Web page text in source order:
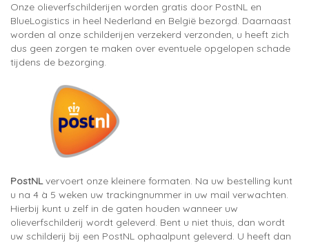
Onze olieverfschilderijen worden gratis door PostNL en
BlueLogistics in heel Nederland en België bezorgd. Daarnaast
worden al onze schilderijen verzekerd verzonden, u heeft zich
dus geen zorgen te maken over eventuele opgelopen schade
tijdens de bezorging.
PostNLvervoert onze kleinere formaten. Na uw bestelling kunt
u na 4 à 5 weken uw trackingnummer in uw mail verwachten.
Hierbij kunt u zelf in de gaten houden wanneer uw
olieverfschilderij wordt geleverd. Bent u niet thuis, dan wordt
uw schilderij bij een PostNL ophaalpunt geleverd. U heeft dan